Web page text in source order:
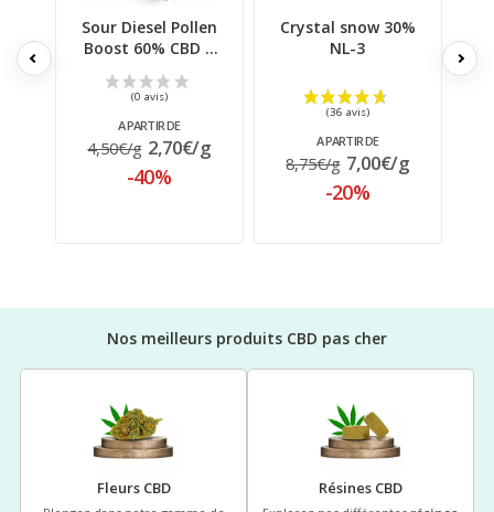
Sour Diesel Pollen
Boost 60% CBD |
Signature...
A PARTIR DE
4,50€/g 2,70€/g
-40%
Crystal snow 30%
NL-3
A PARTIR DE
8,75€/g 7,00€/g
-20%
Nos meilleurs produits CBD pas cher
Fleurs CBD Résines CBD